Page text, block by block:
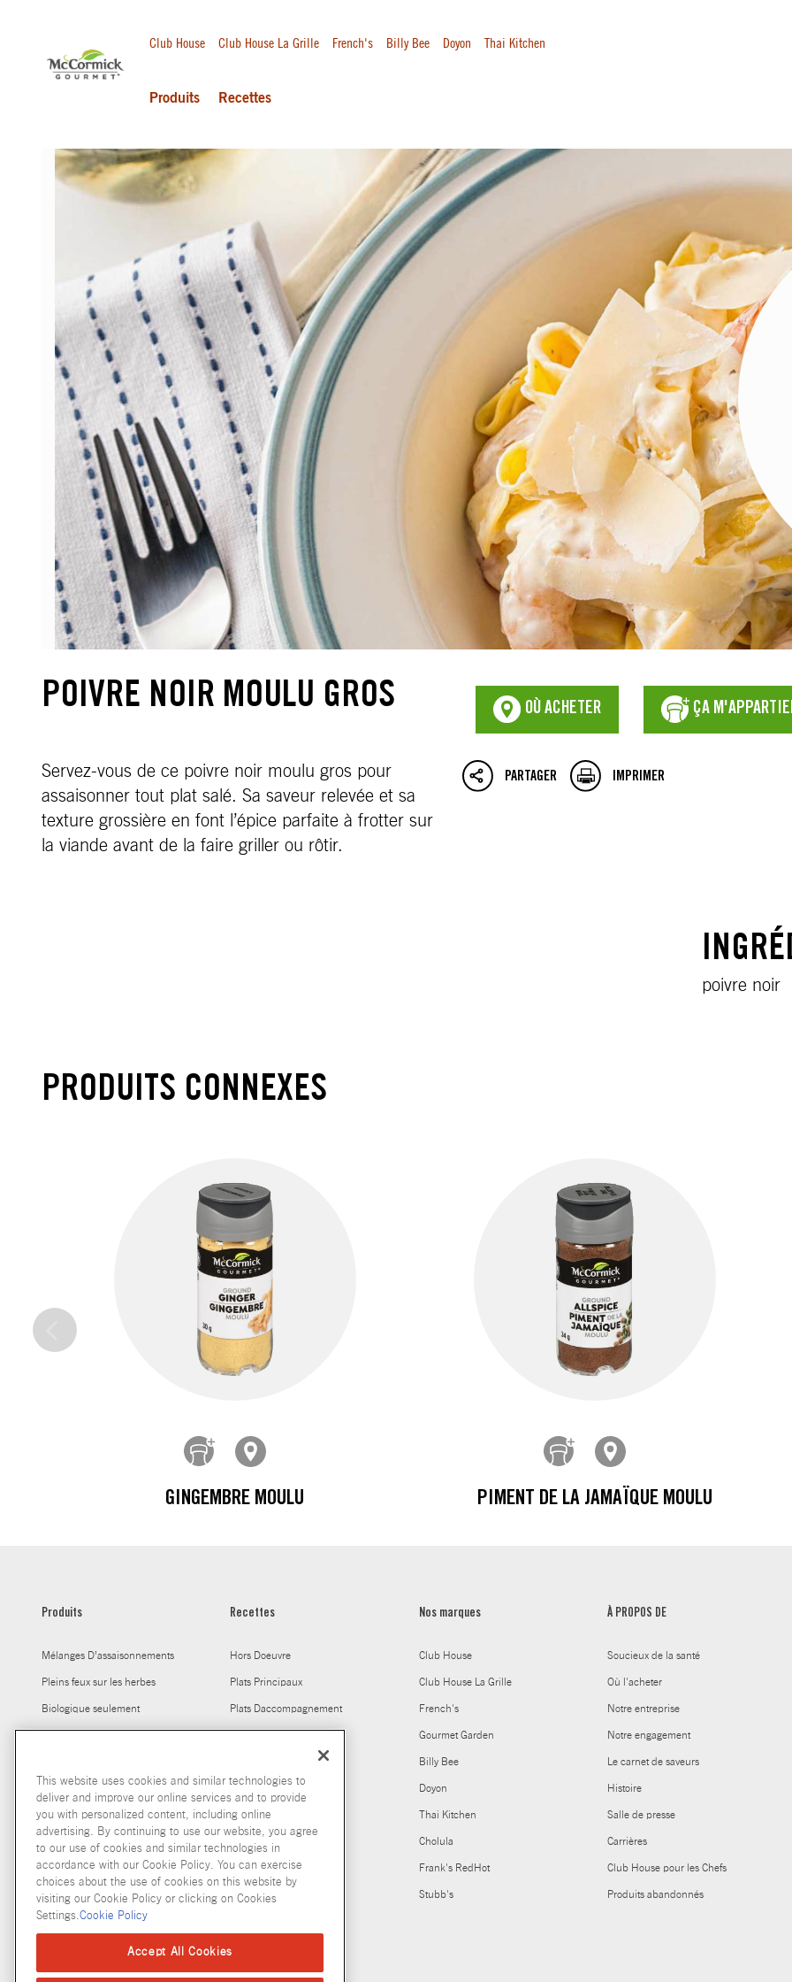
Club House Club House La Grille French's Billy Bee Doyon Thai Kitchen
Produits Recettes
POIVRE NOIR MOULU GROS
Servez-vous de ce poivre noir moulu gros pour
assaisonner tout plat salé. Sa saveur relevée et sa
texture grossière en font l’épice parfaite à frotter sur
la viande avant de la faire griller ou rôtir.
OÙ ACHETER ÇA
PARTAGER IMPRIMER
poivre noir
PRODUITS CONNEXES
GINGEMBRE MOULU PIMENT DE LA JAMAÏQUE MOULU
Produits
Mélanges D’assaisonnements
Pleins feux sur les herbes
Biologique seulement
Recettes
Hors Doeuvre
Plats Principaux
Plats Daccompagnement
Nos marques
Club House
Club House La Grille
French's
Gourmet Garden
Billy Bee
Doyon
Thai Kitchen
Cholula
Frank's RedHot
Stubb's
À PROPOS DE
Soucieux de la santé
Où l'acheter
Notre entreprise
Notre engagement
Le carnet de saveurs
Histoire
Salle de presse
Carrières
Club House pour les Chefs
Produits abandonnés
© McCormick & Company, Inc. 2026
This website uses cookies and similar technologies to
deliver and improve our online services and to provide
you with personalized content, including online
advertising. By continuing to use our website, you agree
to our use of cookies and similar technologies in
accordance with our Cookie Policy. You can exercise
choices about the use of cookies on this website by
visiting our Cookie Policy or clicking on Cookies
Settings.Cookie Policy
Accept All Cookies